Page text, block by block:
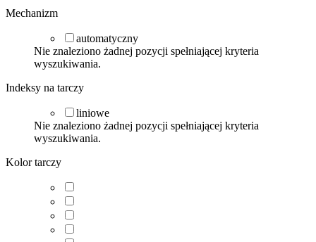
Mechanizm
automatyczny
Nie znaleziono żadnej pozycji spełniającej kryteria
wyszukiwania.
Indeksy na tarczy
liniowe
Nie znaleziono żadnej pozycji spełniającej kryteria
wyszukiwania.
Kolor tarczy